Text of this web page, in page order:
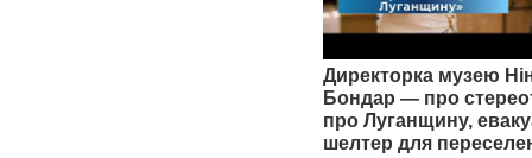
Директорка музею
Бондар — про
про Луганщину,
шелтер для